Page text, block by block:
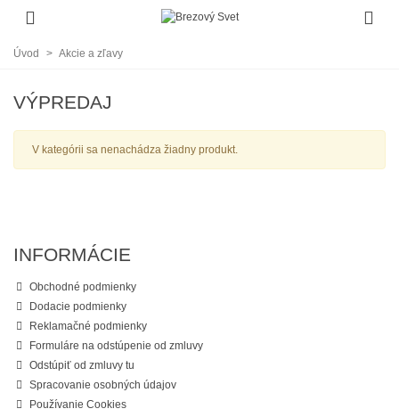
Úvod > Akcie a zľavy
VÝPREDAJ
V kategórii sa nenachádza žiadny produkt.
INFORMÁCIE
Obchodné podmienky
Dodacie podmienky
Reklamačné podmienky
Formuláre na odstúpenie od zmluvy
Odstúpiť od zmluvy tu
Spracovanie osobných údajov
Používanie Cookies